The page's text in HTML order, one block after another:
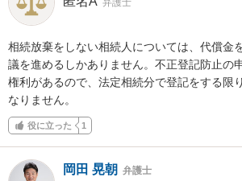
弁護士
相続放棄をしない相続人については、代償金
議を進めるしかありません。不正登記防止の
権利があるので、法定相続分で登記をする限
なりません。
役に立った 1
岡田 晃朝 弁護士